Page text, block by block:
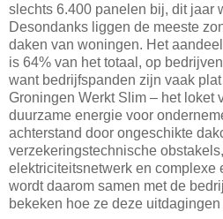
slechts 6.400 panelen bij, dit jaar
Desondanks liggen de meeste
daken van woningen. Het
is 64% van het totaal, op
want bedrijfspanden zijn vaak
Groningen Werkt Slim – het loket
duurzame energie voor
achterstand door ongeschikte
verzekeringstechnische
elektriciteitsnetwerk en complexe
wordt daarom samen met de
bekeken hoe ze deze